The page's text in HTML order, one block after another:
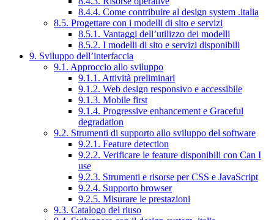
8.4.4. Come contribuire al design system .italia
8.5. Progettare con i modelli di sito e servizi
8.5.1. Vantaggi dell’utilizzo dei modelli
8.5.2. I modelli di sito e servizi disponibili
9. Sviluppo dell’interfaccia
9.1. Approccio allo sviluppo
9.1.1. Attività preliminari
9.1.2. Web design responsivo e accessibile
9.1.3. Mobile first
9.1.4. Progressive enhancement e Graceful
degradation
9.2. Strumenti di supporto allo sviluppo del software
9.2.1. Feature detection
9.2.2. Verificare le feature disponibili con Can I
use
9.2.3. Strumenti e risorse per CSS e JavaScript
9.2.4. Supporto browser
9.2.5. Misurare le prestazioni
9.3. Catalogo del riuso